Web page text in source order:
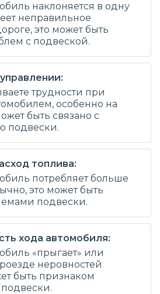
наклоняется в одну
неправильное
это может быть
с подвеской.
трудности при
особенно на
быть связано с
подвески.
топлива:
потребляет больше
это может быть
подвески.
хода автомобиля:
«прыгает» или
неровностей
быть признаком